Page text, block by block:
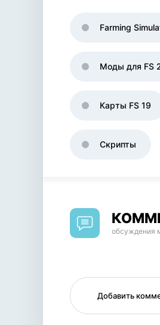
Farming
Моды для FS
Карты FS 19
Скрипты
обсуждения
Добавить